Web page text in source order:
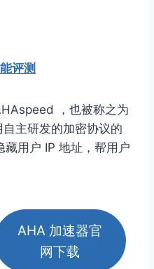
评测
，也被称之为
主研发的加密协议的
藏用户 IP 地址，帮用户
AHA 加速器官
网下载